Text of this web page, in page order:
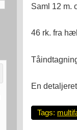
Saml 12 m.
46 rk. fra
En
Tags: